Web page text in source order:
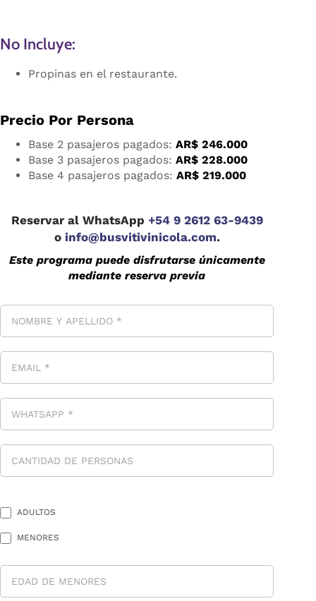
No Incluye:
Propinas en el restaurante.
Precio Por Persona
Base 2 pasajeros pagados: AR$ 246.000
Base 3 pasajeros pagados: AR$ 228.000
Base 4 pasajeros pagados: AR$ 219.000
Reservar al WhatsApp +54 9 2612 63-9439
o info@busvitivinicola.com.
Este programa puede disfrutarse únicamente
mediante reserva previa
ADULTOS
MENORES